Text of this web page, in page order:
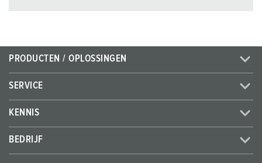
PRODUCTEN / OPLOSSINGEN
SERVICE
KENNIS
BEDRIJF